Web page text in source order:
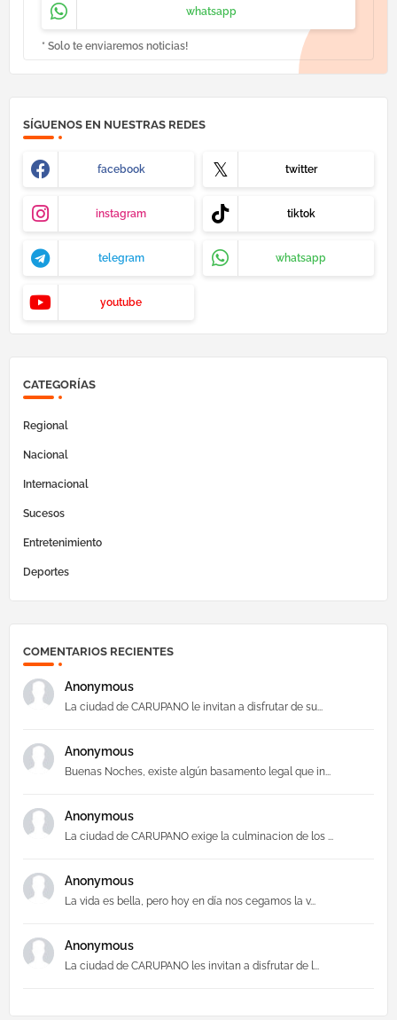
whatsapp
* Solo te enviaremos noticias!
SÍGUENOS EN NUESTRAS REDES
facebook twitter
instagram tiktok
telegram whatsapp
youtube
CATEGORÍAS
Regional
Nacional
Internacional
Sucesos
Entretenimiento
Deportes
COMENTARIOS RECIENTES
Anonymous
La ciudad de CARUPANO le invitan a disfrutar de su...
Anonymous
Buenas Noches, existe algún basamento legal que in...
Anonymous
La ciudad de CARUPANO exige la culminacion de los ...
Anonymous
La vida es bella, pero hoy en día nos cegamos la v...
Anonymous
La ciudad de CARUPANO les invitan a disfrutar de l...